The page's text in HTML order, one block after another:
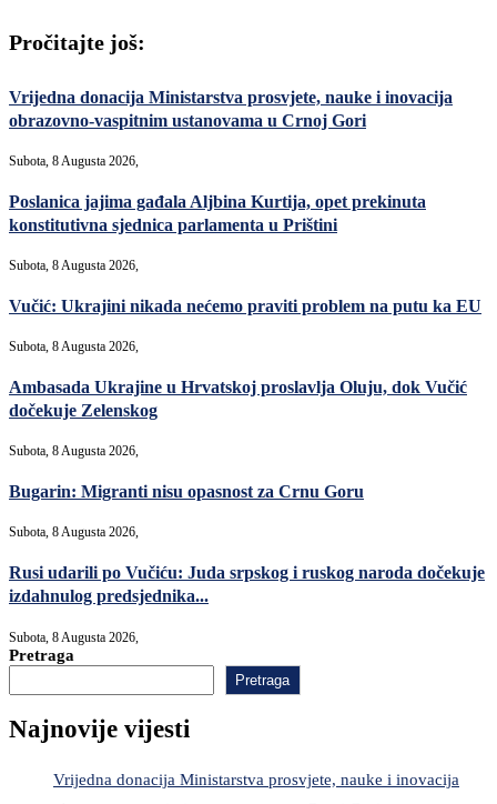
Pročitajte još:
Vrijedna donacija Ministarstva prosvjete, nauke i inovacija
obrazovno-vaspitnim ustanovama u Crnoj Gori
Subota, 8 Augusta 2026,
Poslanica jajima gađala Aljbina Kurtija, opet prekinuta
konstitutivna sjednica parlamenta u Prištini
Subota, 8 Augusta 2026,
Vučić: Ukrajini nikada nećemo praviti problem na putu ka EU
Subota, 8 Augusta 2026,
Ambasada Ukrajine u Hrvatskoj proslavlja Oluju, dok Vučić
dočekuje Zelenskog
Subota, 8 Augusta 2026,
Bugarin: Migranti nisu opasnost za Crnu Goru
Subota, 8 Augusta 2026,
Rusi udarili po Vučiću: Juda srpskog i ruskog naroda dočekuje
izdahnulog predsjednika...
Subota, 8 Augusta 2026,
Pretraga
Pretraga
Najnovije vijesti
Vrijedna donacija Ministarstva prosvjete, nauke i inovacija